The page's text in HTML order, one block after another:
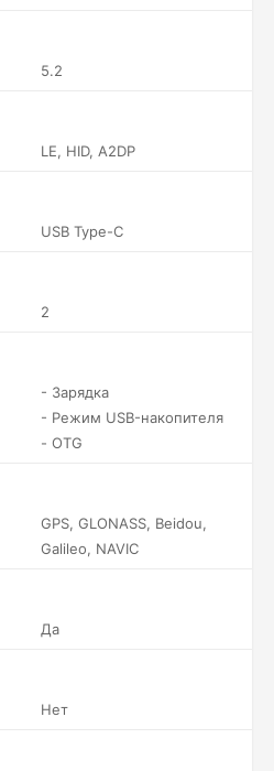
5.2
LE, HID, A2DP
USB Type-C
2
- Зарядка
- Режим USB-накопителя
- OTG
GPS, GLONASS, Beidou,
Galileo, NAVIC
Да
Нет